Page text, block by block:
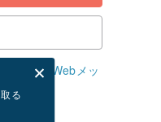
る
ます。
Webメッ